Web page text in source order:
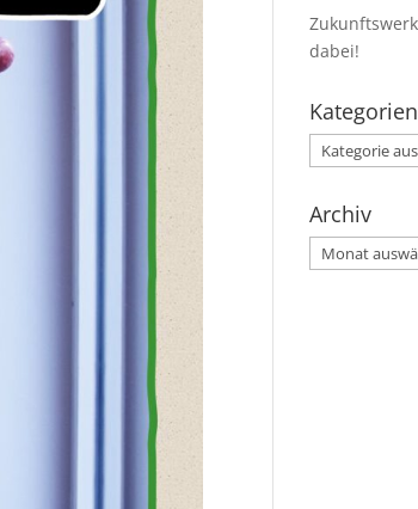
dabei!
Kategorien
Kategorien
Archiv
Archiv